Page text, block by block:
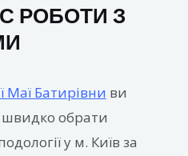
РОБОТИ З
Маї Батирівни ви
обрати
у м. Київ за